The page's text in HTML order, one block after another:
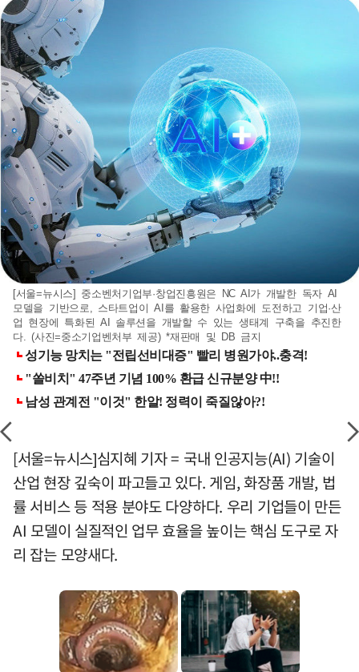
[서울=뉴시스] 중소벤처기업부·창업진흥원은 NC AI가 개발한 독자 AI
모델을 기반으로, 스타트업이 AI를 활용한 사업화에 도전하고 기업·산
업 현장에 특화된 AI 솔루션을 개발할 수 있는 생태계 구축을 추진한
다. (사진=중소기업벤처부 제공) *재판매 및 DB 금지
[서울=뉴시스]심지혜 기자 = 국내 인공지능(AI) 기술이
산업 현장 깊숙이 파고들고 있다. 게임, 화장품 개발, 법
률 서비스 등 적용 분야도 다양하다. 우리 기업들이 만든
AI 모델이 실질적인 업무 효율을 높이는 핵심 도구로 자
리 잡는 모양새다.